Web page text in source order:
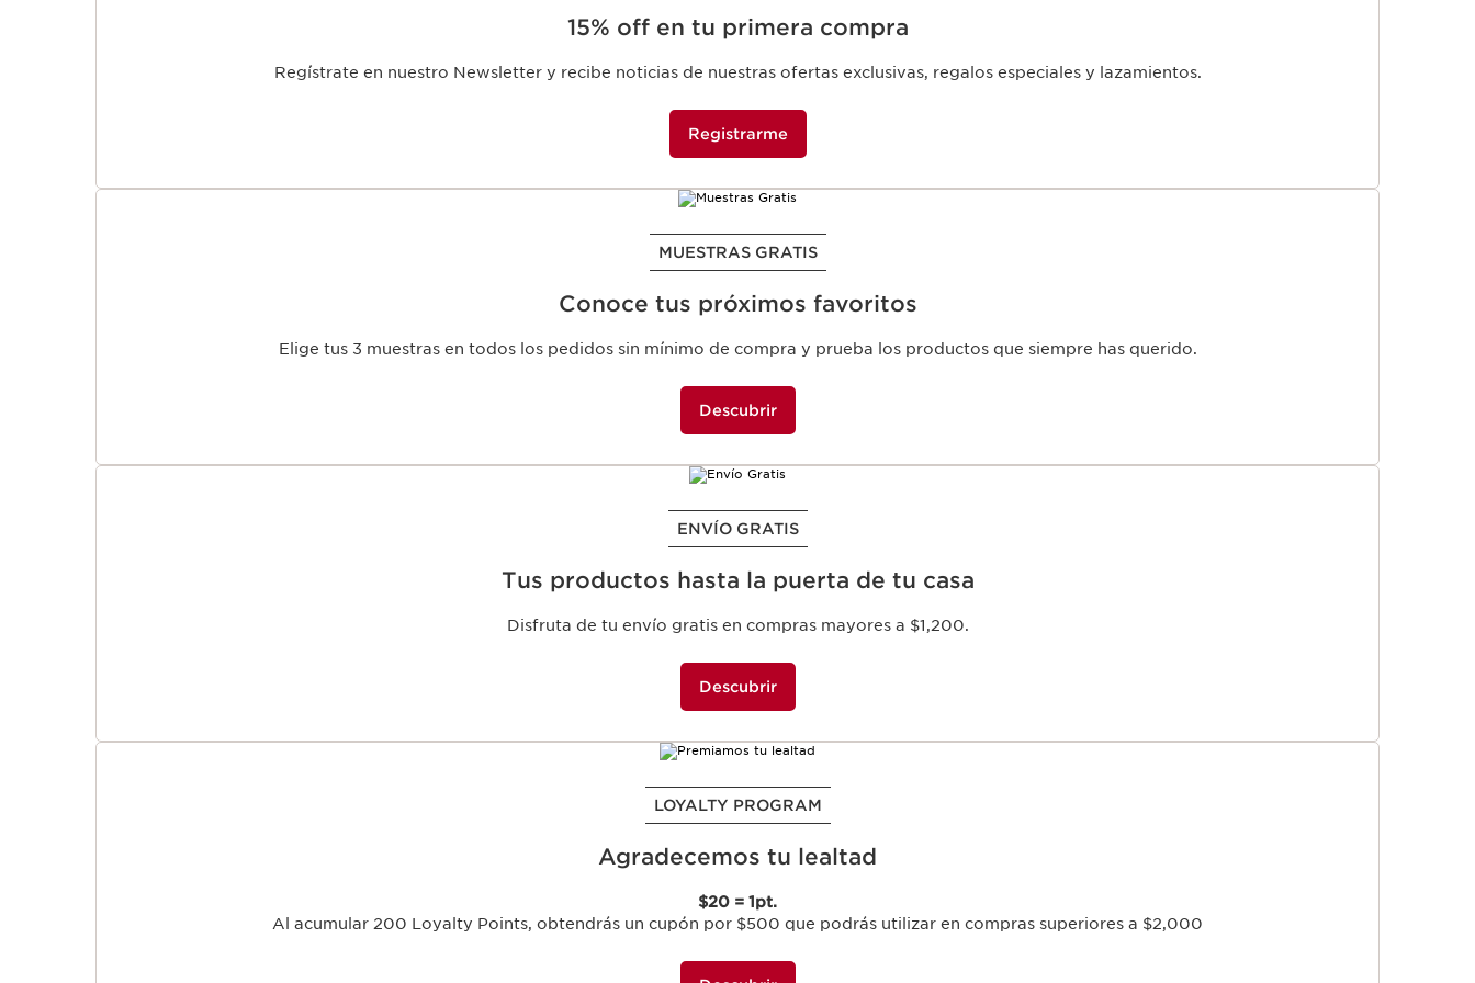
15% off en tu primera compra
Regístrate en nuestro Newsletter y recibe noticias de nuestras ofertas exclusivas, regalos especiales y lazamientos.
Registrarme
MUESTRAS GRATIS
Conoce tus próximos favoritos
Elige tus 3 muestras en todos los pedidos sin mínimo de compra y prueba los productos que siempre has querido.
Descubrir
ENVÍO GRATIS
Tus productos hasta la puerta de tu casa
Disfruta de tu envío gratis en compras mayores a $1,200.
Descubrir
LOYALTY PROGRAM
Agradecemos tu lealtad
$20 = 1pt.
Al acumular 200 Loyalty Points, obtendrás un cupón por $500 que podrás utilizar en compras superiores a $2,000
Tan excepcional como tú.
Por tiempo limitado, recibeexclusivos regalos acumulables
*Promoción válida hasta agotar existencias.
Ofertas Permanentes
TE RECORDAMOS LOS BENEFICIOS EXCLUSIVOS QUE TENEMOS PARA TI.
WELCOME TO CLARINS
15% off en tu primera compra
Regístrate en nuestro Newsletter y recibe noticias de nuestras ofertas exclusivas, regalos especiales y lazamientos.
Registrarme
MUESTRAS GRATIS
Conoce tus próximos favoritos
Elige tus 3 muestras en todos los pedidos sin mínimo de compra y prueba los productos que siempre has querido.
Descubrir